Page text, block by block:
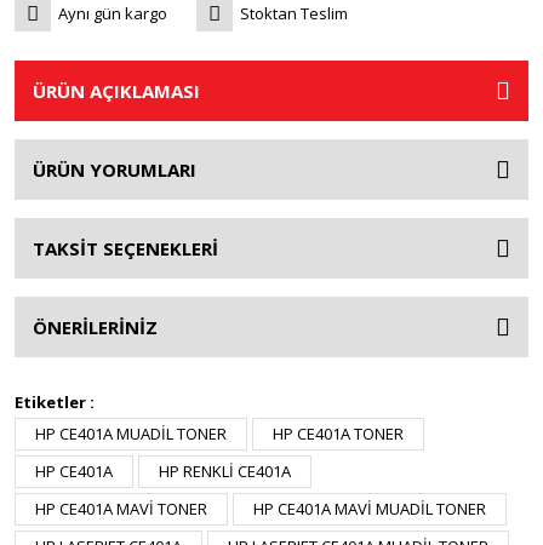
Aynı gün kargo Stoktan Teslim
ÜRÜN AÇIKLAMASI
ÜRÜN YORUMLARI
TAKSİT SEÇENEKLERİ
ÖNERİLERİNİZ
Etiketler :
HP CE401A MUADİL TONER
HP CE401A TONER
HP CE401A
HP RENKLİ CE401A
HP CE401A MAVİ TONER
HP CE401A MAVİ MUADİL TONER